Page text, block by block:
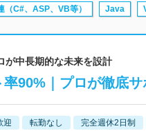
（C#、ASP、VB等） Java
が中長期的な未来を設計
90%｜プロが徹底サ
迎 転勤なし 完全週休2日制